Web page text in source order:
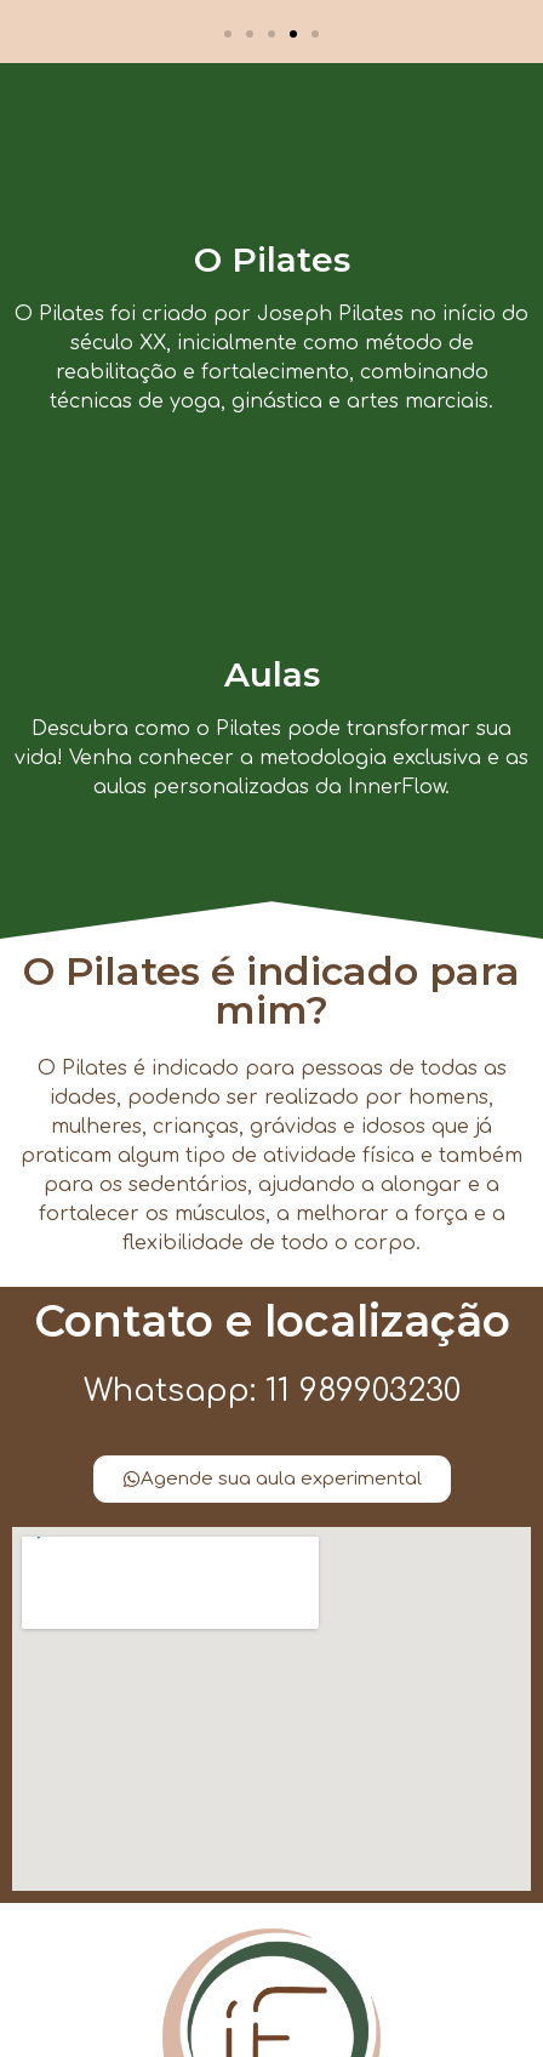
O Pilates
O Pilates foi criado por Joseph Pilates no início do
século XX, inicialmente como método de
reabilitação e fortalecimento, combinando
técnicas de yoga, ginástica e artes marciais.
Aulas
Descubra como o Pilates pode transformar sua
vida! Venha conhecer a metodologia exclusiva e as
aulas personalizadas da InnerFlow.
O Pilates é indicado para
mim?
O Pilates é indicado para pessoas de todas as
idades, podendo ser realizado por homens,
mulheres, crianças, grávidas e idosos que já
praticam algum tipo de atividade física e também
para os sedentários, ajudando a alongar e a
fortalecer os músculos, a melhorar a força e a
flexibilidade de todo o corpo.
Contato e localização
Whatsapp: 11 989903230
Agende sua aula experimental